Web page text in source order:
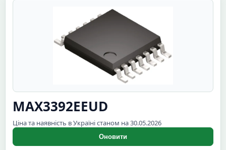
MAX3392EEUD
Ціна та наявність в Україні станом на 30.05.2026
Оновити